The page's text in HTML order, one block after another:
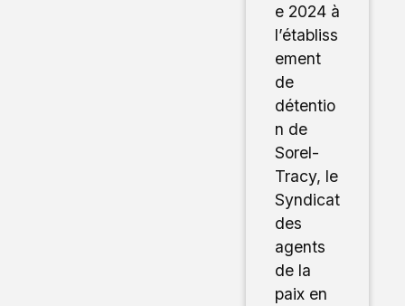
e 2024 à
l’établiss
ement
de
détentio
n de
Sorel-
Tracy, le
Syndicat
des
agents
de la
paix en